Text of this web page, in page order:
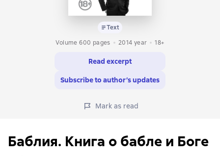
Text
Volume 600 pages
2014 year 18+
Read excerpt
Subscribe to author’s updates
Mark as read
Баблия. Книга о бабле и Боге